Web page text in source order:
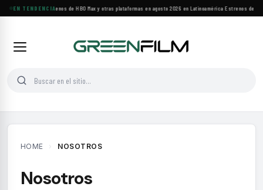
EN TENDENCIA
Principales estrenos de HBO Max y otras plataformas en agosto 2026 en Latinoamérica· Estrenos de
HOME › NOSOTROS
Nosotros